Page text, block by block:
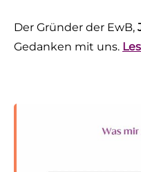
Der Gründer der EwB,
Gedanken mit uns.